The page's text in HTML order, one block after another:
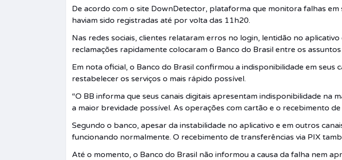
De acordo com o site DownDetector, plataforma que monitora falhas
haviam sido registradas até por volta das 11h20.
Nas redes sociais, clientes relataram erros no login, lentidão no
reclamações rapidamente colocaram o Banco do Brasil entre os
Em nota oficial, o Banco do Brasil confirmou a indisponibilidade em seus
restabelecer os serviços o mais rápido possível.
“O BB informa que seus canais digitais apresentam indisponibilidade
a maior brevidade possível. As operações com cartão e o recebimento
Segundo o banco, apesar da instabilidade no aplicativo e em outros
funcionando normalmente. O recebimento de transferências via PIX
Até o momento, o Banco do Brasil não informou a causa da falha nem